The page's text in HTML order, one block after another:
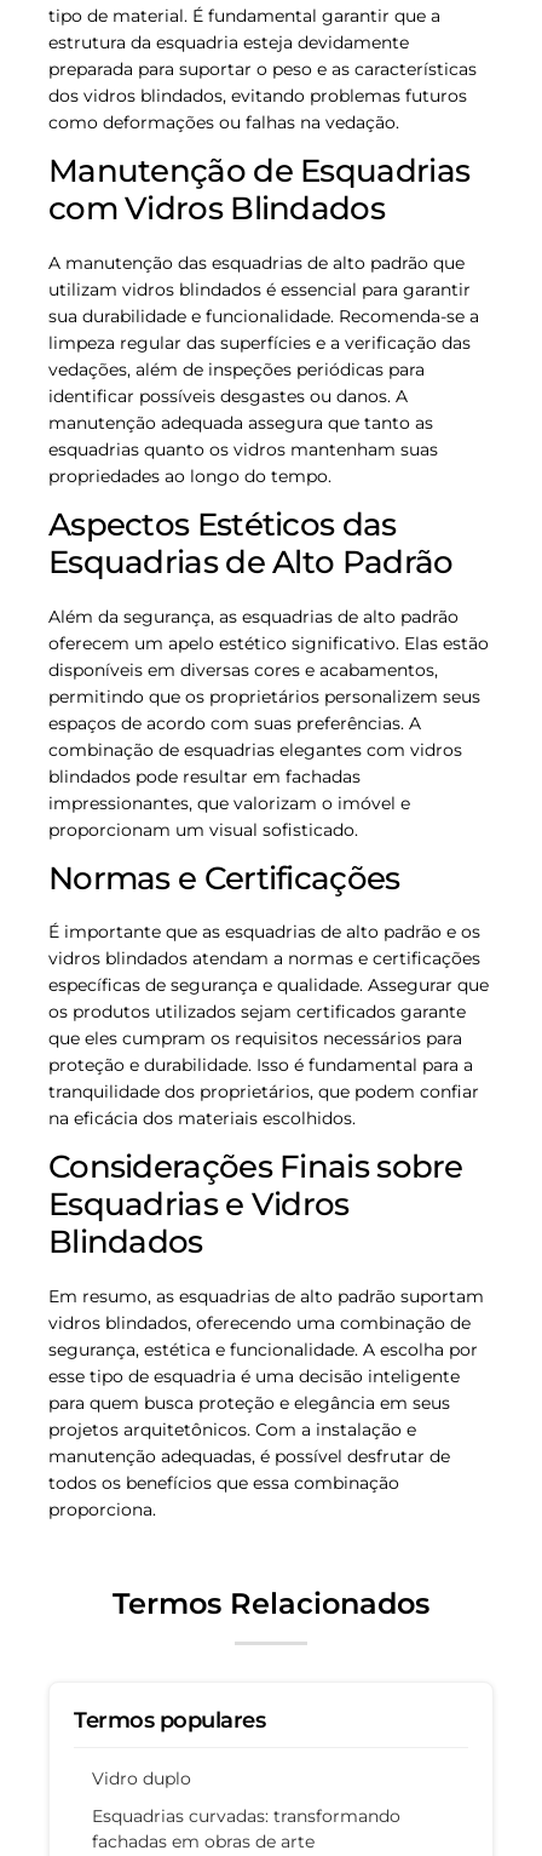
tipo de material. É fundamental garantir que a
estrutura da esquadria esteja devidamente
preparada para suportar o peso e as características
dos vidros blindados, evitando problemas futuros
como deformações ou falhas na vedação.
Manutenção de Esquadrias
com Vidros Blindados
A manutenção das esquadrias de alto padrão que
utilizam vidros blindados é essencial para garantir
sua durabilidade e funcionalidade. Recomenda-se a
limpeza regular das superfícies e a verificação das
vedações, além de inspeções periódicas para
identificar possíveis desgastes ou danos. A
manutenção adequada assegura que tanto as
esquadrias quanto os vidros mantenham suas
propriedades ao longo do tempo.
Aspectos Estéticos das
Esquadrias de Alto Padrão
Além da segurança, as esquadrias de alto padrão
oferecem um apelo estético significativo. Elas estão
disponíveis em diversas cores e acabamentos,
permitindo que os proprietários personalizem seus
espaços de acordo com suas preferências. A
combinação de esquadrias elegantes com vidros
blindados pode resultar em fachadas
impressionantes, que valorizam o imóvel e
proporcionam um visual sofisticado.
Normas e Certificações
É importante que as esquadrias de alto padrão e os
vidros blindados atendam a normas e certificações
específicas de segurança e qualidade. Assegurar que
os produtos utilizados sejam certificados garante
que eles cumpram os requisitos necessários para
proteção e durabilidade. Isso é fundamental para a
tranquilidade dos proprietários, que podem confiar
na eficácia dos materiais escolhidos.
Considerações Finais sobre
Esquadrias e Vidros
Blindados
Em resumo, as esquadrias de alto padrão suportam
vidros blindados, oferecendo uma combinação de
segurança, estética e funcionalidade. A escolha por
esse tipo de esquadria é uma decisão inteligente
para quem busca proteção e elegância em seus
projetos arquitetônicos. Com a instalação e
manutenção adequadas, é possível desfrutar de
todos os benefícios que essa combinação
proporciona.
Termos Relacionados
Termos populares
Vidro duplo
Esquadrias curvadas: transformando
fachadas em obras de arte